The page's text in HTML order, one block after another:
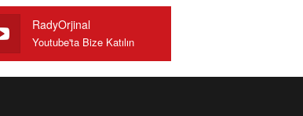
RadyOrjinal
Youtube'ta Bize Katılın